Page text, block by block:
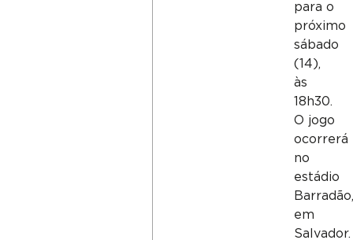
para o
próximo
sábado
(14),
às
18h30.
O jogo
ocorrerá
no
estádio
em
Salvador.